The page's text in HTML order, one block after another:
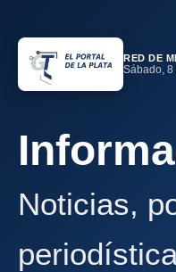
RED DE
Sábado,
Noticias,